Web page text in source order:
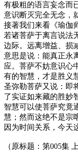
有极粗的语言妄念而
意识断灭完全无念，
接著我们来看《瑜伽
若诸菩萨于离言说法
边际。远离增益、损
意思是说：能真正永
应。菩萨不妨意识心
有的智慧，才是胜义
圣弥勒菩萨又说：即
了实证如来藏的胜妙
智慧可以使菩萨究竟
慧；然而这绝不是宗
因为时间关系，今天
（原标题：第005集